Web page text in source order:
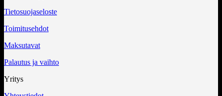
Tietosuojaseloste
Toimitusehdot
Maksutavat
Palautus ja vaihto
Yritys